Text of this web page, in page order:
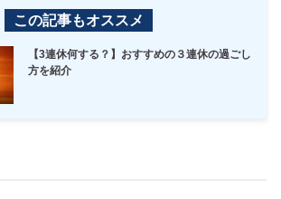
この記事もオススメ
【3連休何する？】おすすめの３連休の過ごし
方を紹介